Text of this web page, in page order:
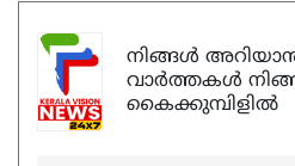
നിങ്ങൾ
വാർത്തകൾ
കൈക്കുമ്പിളിൽ